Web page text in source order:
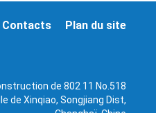
Plan du site
Contacts
de 802 11 No.518
de Xinqiao, Songjiang Dist,